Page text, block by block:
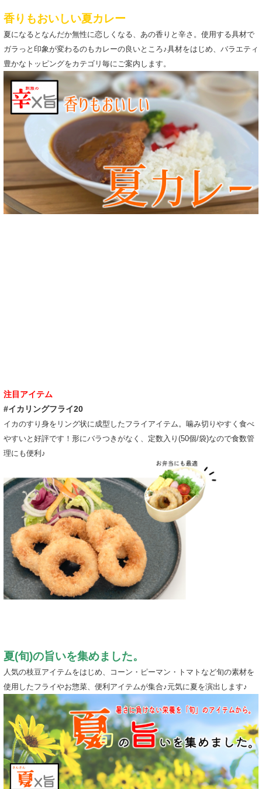
香りもおいしい夏カレー
夏になるとなんだか無性に恋しくなる、あの香りと辛さ。使用する具材で
ガラっと印象が変わるのもカレーの良いところ♪具材をはじめ、バラエティ
豊かなトッピングをカテゴリ毎にご案内します。
注目アイテム
#イカリングフライ20
イカのすり身をリング状に成型したフライアイテム。噛み切りやすく食べ
やすいと好評です！形にバラつきがなく、定数入り(50個/袋)なので食数管
理にも便利♪
夏(旬)の旨いを集めました。
人気の枝豆アイテムをはじめ、コーン・ピーマン・トマトなど旬の素材を
使用したフライやお惣菜、便利アイテムが集合♪元気に夏を演出します♪